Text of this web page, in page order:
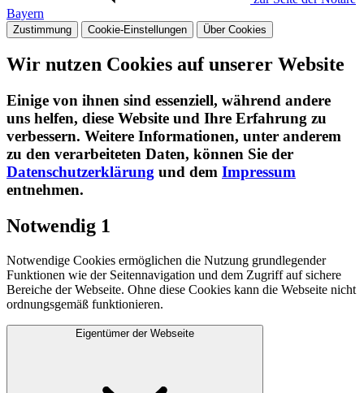
Bayern
Zustimmung Cookie-Einstellungen Über Cookies
Wir nutzen Cookies auf unserer Website
Einige von ihnen sind essenziell, während andere
uns helfen, diese Website und Ihre Erfahrung zu
verbessern. Weitere Informationen, unter anderem
zu den verarbeiteten Daten, können Sie der
Datenschutzerklärung und dem Impressum
entnehmen.​
Notwendig 1
Notwendige Cookies ermöglichen die Nutzung grundlegender
Funktionen wie der Seitennavigation und dem Zugriff auf sichere
Bereiche der Webseite. Ohne diese Cookies kann die Webseite nicht
ordnungsgemäß funktionieren.
Eigentümer der Webseite